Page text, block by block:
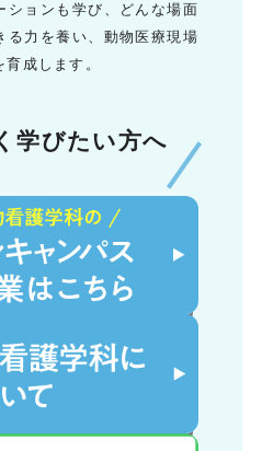
ョンも学び、
どんな場面
る力を養い、動物医療現場
成します。
学びたい方へ